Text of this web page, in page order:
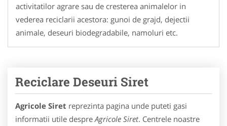
activitatilor agrare sau de cresterea animalelor in
vederea reciclarii acestora: gunoi de grajd, dejectii
animale, deseuri biodegradabile, namoluri etc.
Reciclare Deseuri Siret
Agricole Siret reprezinta pagina unde puteti gasi
informatii utile despre Agricole Siret. Centrele noastre